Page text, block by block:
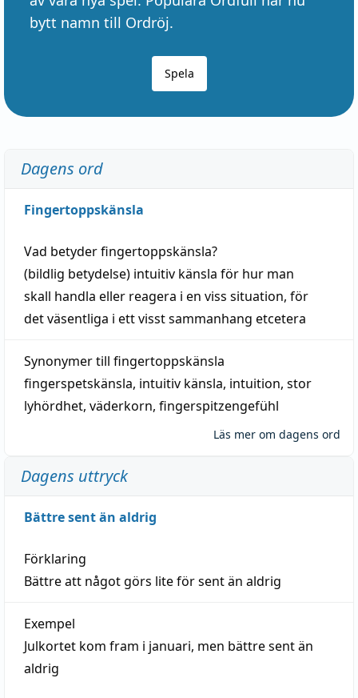
bytt namn till Ordröj.
Spela
Dagens ord
Fingertoppskänsla
Vad betyderfingertoppskänsla?
(bildlig betydelse) intuitiv känsla för hur man
skall handla eller reagera i en viss situation, för
det väsentliga i ett visstsammanhang etcetera
Synonymer till fingertoppskänsla
fingerspetskänsla, intuitiv känsla, intuition, stor
lyhördhet, väderkorn, fingerspitzengefühl
Läs mer om dagens ord
Dagens uttryck
Bättre sent än aldrig
Förklaring
Bättre att något görs lite för sent än aldrig
Exempel
Julkortet kom fram i januari, men bättre sent än
aldrig